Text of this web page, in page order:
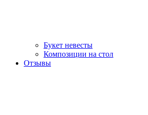
Букет невесты
Композиции на стол
Отзывы